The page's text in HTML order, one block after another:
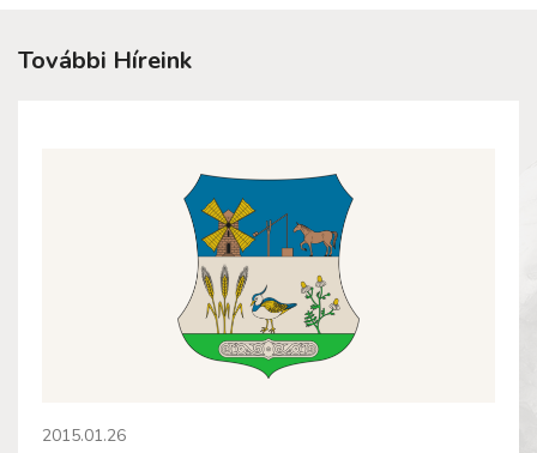
További Híreink
2015.01.26